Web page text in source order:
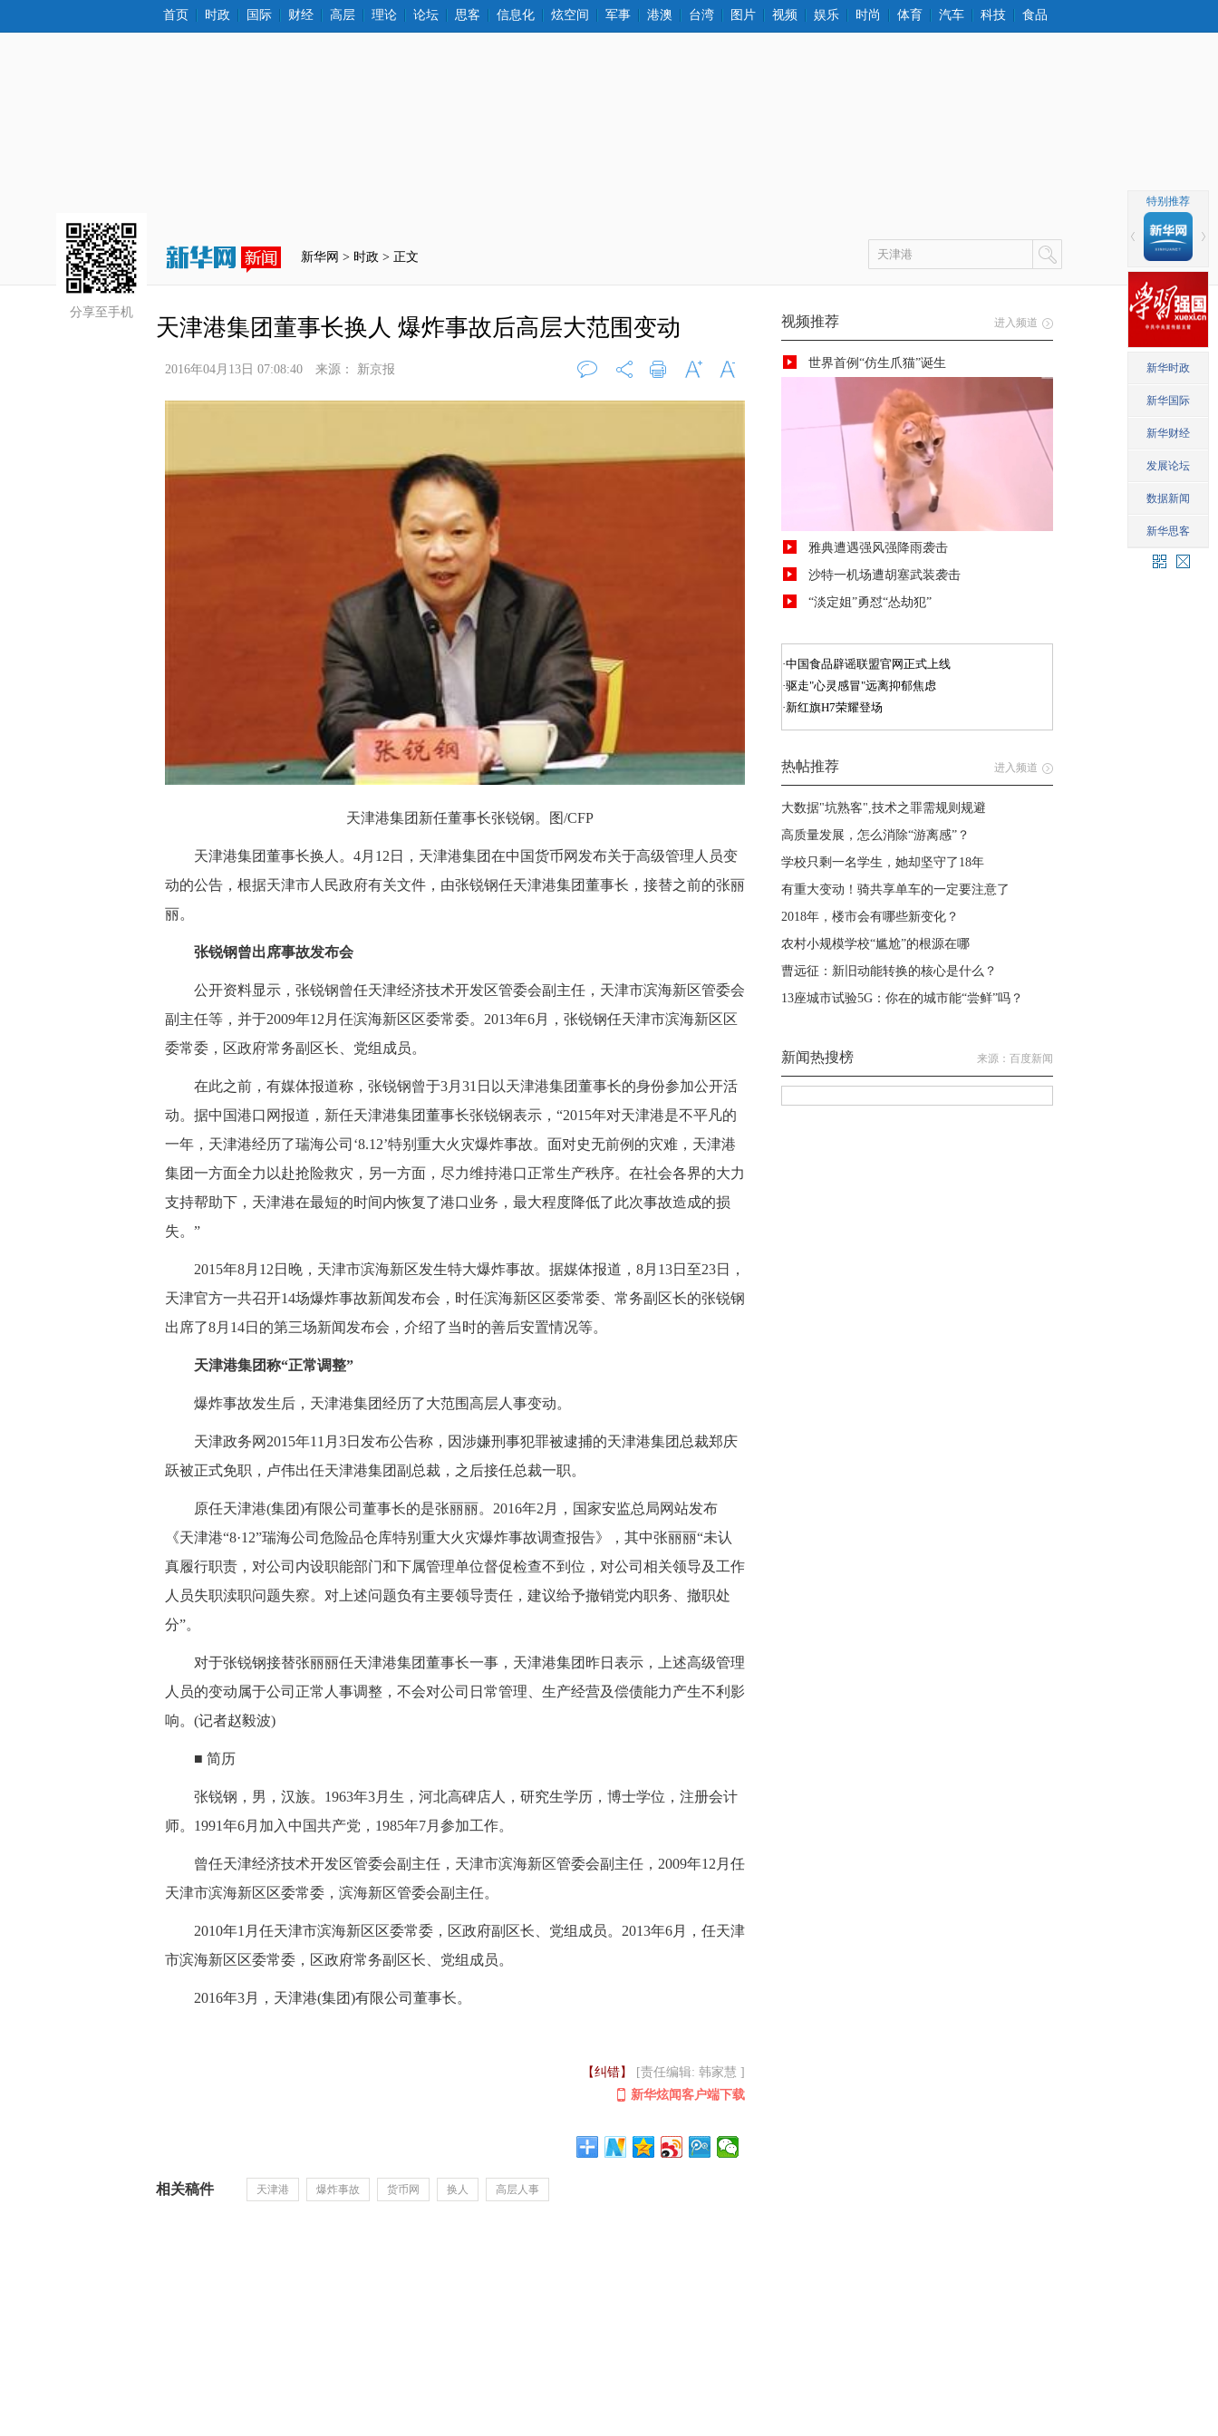
首页 时政 国际 财经 高层 理论 论坛 思客 信息化 炫空间 军事 港澳 台湾 图片 视频 娱乐 时尚 体育 汽车 科技 食品
新华网 > 时政 > 正文
分享至手机
天津港集团董事长换人 爆炸事故后高层大范围变动
2016年04月13日 07:08:40 来源： 新京报
天津港集团新任董事长张锐钢。图/CFP
天津港集团董事长换人。4月12日，天津港集团在中国货币网发布关于高级管理人员变
动的公告，根据天津市人民政府有关文件，由张锐钢任天津港集团董事长，接替之前的张丽
丽。
张锐钢曾出席事故发布会
公开资料显示，张锐钢曾任天津经济技术开发区管委会副主任，天津市滨海新区管委会
副主任等，并于2009年12月任滨海新区区委常委。2013年6月，张锐钢任天津市滨海新区区
委常委，区政府常务副区长、党组成员。
在此之前，有媒体报道称，张锐钢曾于3月31日以天津港集团董事长的身份参加公开活
动。据中国港口网报道，新任天津港集团董事长张锐钢表示，“2015年对天津港是不平凡的
一年，天津港经历了瑞海公司‘8.12’特别重大火灾爆炸事故。面对史无前例的灾难，天津港
集团一方面全力以赴抢险救灾，另一方面，尽力维持港口正常生产秩序。在社会各界的大力
支持帮助下，天津港在最短的时间内恢复了港口业务，最大程度降低了此次事故造成的损
失。”
2015年8月12日晚，天津市滨海新区发生特大爆炸事故。据媒体报道，8月13日至23日，
天津官方一共召开14场爆炸事故新闻发布会，时任滨海新区区委常委、常务副区长的张锐钢
出席了8月14日的第三场新闻发布会，介绍了当时的善后安置情况等。
天津港集团称“正常调整”
爆炸事故发生后，天津港集团经历了大范围高层人事变动。
天津政务网2015年11月3日发布公告称，因涉嫌刑事犯罪被逮捕的天津港集团总裁郑庆
跃被正式免职，卢伟出任天津港集团副总裁，之后接任总裁一职。
原任天津港(集团)有限公司董事长的是张丽丽。2016年2月，国家安监总局网站发布
《天津港“8·12”瑞海公司危险品仓库特别重大火灾爆炸事故调查报告》，其中张丽丽“未认
真履行职责，对公司内设职能部门和下属管理单位督促检查不到位，对公司相关领导及工作
人员失职渎职问题失察。对上述问题负有主要领导责任，建议给予撤销党内职务、撤职处
分”。
对于张锐钢接替张丽丽任天津港集团董事长一事，天津港集团昨日表示，上述高级管理
人员的变动属于公司正常人事调整，不会对公司日常管理、生产经营及偿债能力产生不利影
响。(记者赵毅波)
■ 简历
张锐钢，男，汉族。1963年3月生，河北高碑店人，研究生学历，博士学位，注册会计
师。1991年6月加入中国共产党，1985年7月参加工作。
曾任天津经济技术开发区管委会副主任，天津市滨海新区管委会副主任，2009年12月任
天津市滨海新区区委常委，滨海新区管委会副主任。
2010年1月任天津市滨海新区区委常委，区政府副区长、党组成员。2013年6月，任天津
市滨海新区区委常委，区政府常务副区长、党组成员。
2016年3月，天津港(集团)有限公司董事长。
【纠错】
[责任编辑: 韩家慧 ]
新华炫闻客户端下载
相关稿件 天津港 爆炸事故 货币网 换人 高层人事